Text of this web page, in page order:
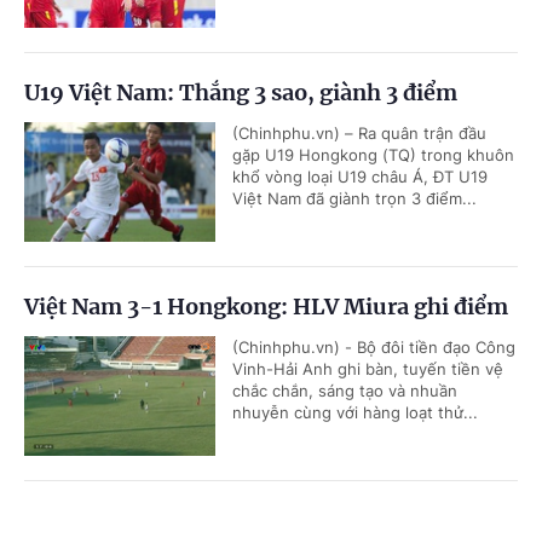
U19 Việt Nam: Thắng 3 sao, giành 3 điểm
(Chinhphu.vn) – Ra quân trận đầu
gặp U19 Hongkong (TQ) trong khuôn
khổ vòng loại U19 châu Á, ĐT U19
Việt Nam đã giành trọn 3 điểm...
Việt Nam 3-1 Hongkong: HLV Miura ghi điểm
(Chinhphu.vn) - Bộ đôi tiền đạo Công
Vinh-Hải Anh ghi bàn, tuyến tiền vệ
chắc chắn, sáng tạo và nhuần
nhuyễn cùng với hàng loạt thử...